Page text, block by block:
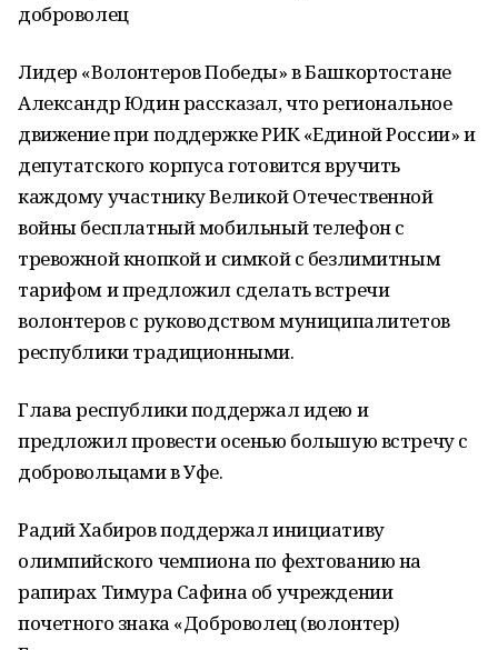
доброволец
Лидер «Волонтеров Победы» в Башкортостане
Александр Юдин рассказал, что региональное
движение при поддержке РИК «Единой России» и
депутатского корпуса готовится вручить
каждому участнику Великой Отечественной
войны бесплатный мобильный телефон с
тревожной кнопкой и симкой с безлимитным
тарифом и предложил сделать встречи
волонтеров с руководством муниципалитетов
республики традиционными.
Глава республики поддержал идею и
предложил провести осенью большую встречу с
добровольцами в Уфе.
Радий Хабиров поддержал инициативу
олимпийского чемпиона по фехтованию на
рапирах Тимура Сафина об учреждении
почетного знака «Доброволец (волонтер)